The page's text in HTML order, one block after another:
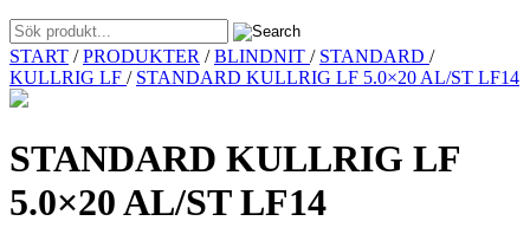
Skip
to
content
START /PRODUKTER /BLINDNIT / STANDARD /
KULLRIG LF / STANDARD KULLRIG LF 5.0×20 AL/ST LF14
STANDARD KULLRIG LF
5.0×20 AL/ST LF14